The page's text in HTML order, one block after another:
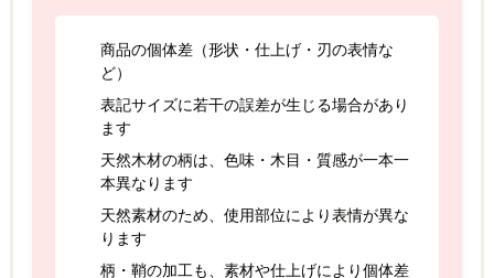
商品の個体差（形状・仕上げ・刃の表情な
ど）
表記サイズに若干の誤差が生じる場合があり
ます
天然木材の柄は、色味・木目・質感が一本一
本異なります
天然素材のため、使用部位により表情が異な
ります
柄・鞘の加工も、素材や仕上げにより個体差